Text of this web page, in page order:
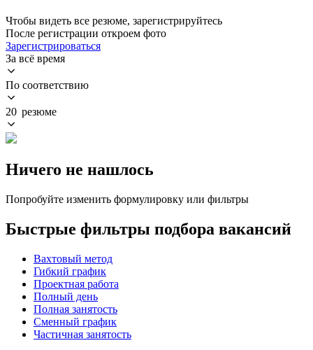
Чтобы видеть все резюме, зарегистрируйтесь
После регистрации откроем фото
Зарегистрироваться
За всё время
По соответствию
20 резюме
Ничего не нашлось
Попробуйте изменить формулировку или фильтры
Быстрые фильтры подбора вакансий
Вахтовый метод
Гибкий график
Проектная работа
Полный день
Полная занятость
Сменный график
Частичная занятость